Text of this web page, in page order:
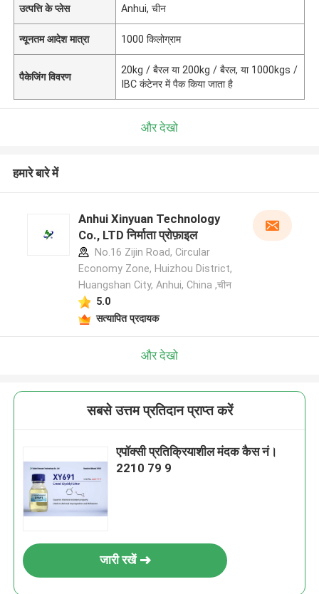
उत्पत्ति के प्लेस Anhui, चीन
न्यूनतम आदेश मात्रा 1000 किलोग्राम
पैकेजिंग विवरण
20kg / बैरल या 200kg / बैरल, या 1000kgs /
IBC कंटेनर में पैक किया जाता है
और देखो
हमारे बारे में
Anhui Xinyuan Technology
Co., LTD निर्माता प्रोफ़ाइल
No.16 Zijin Road, Circular
Economy Zone, Huizhou District,
Huangshan City, Anhui, China ,चीन
5.0
सत्यापित प्रदायक
और देखो
सबसे उत्तम प्रतिदान प्राप्त करें
एपॉक्सी प्रतिक्रियाशील मंदक कैस नं।
2210 79 9
जारी रखें